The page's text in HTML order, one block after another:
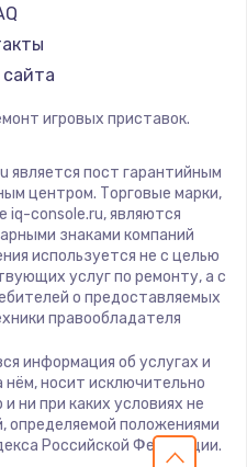
датчика
руб.
лампы
руб.
платы
датчика
игровых приставок.
является пост гарантийным
центром. Торговые марки,
iq-console.ru, являются
знаками компаний
используется не с целью
услуг по ремонту, а с
о предоставляемых
правообладателя
информация об услугах и
нём, носит исключительно
ни при каких условиях не
определяемой положениями
Российской Федерации.